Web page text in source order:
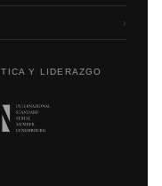
›
Y LIDERAZGO